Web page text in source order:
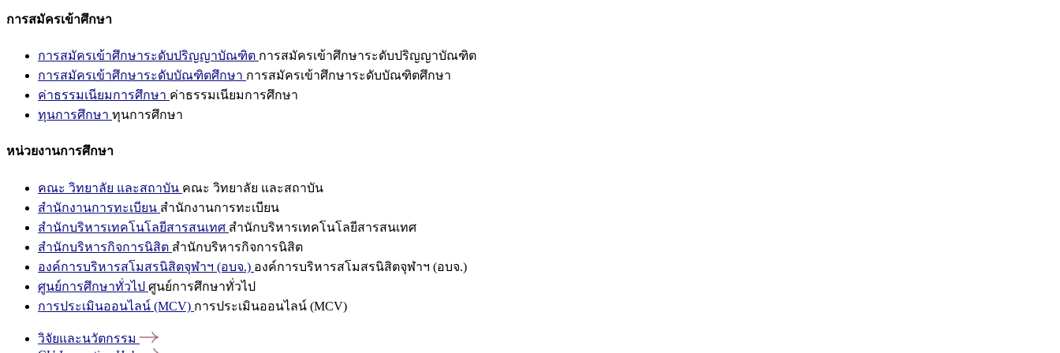
การสมัครเข้าศึกษา
การสมัครเข้าศึกษาระดับปริญญาบัณฑิต การสมัครเข้าศึกษาระดับปริญญาบัณฑิต
การสมัครเข้าศึกษาระดับบัณฑิตศึกษา การสมัครเข้าศึกษาระดับบัณฑิตศึกษา
ค่าธรรมเนียมการศึกษา ค่าธรรมเนียมการศึกษา
ทุนการศึกษา ทุนการศึกษา
หน่วยงานการศึกษา
คณะ วิทยาลัย และสถาบัน คณะ วิทยาลัย และสถาบัน
สำนักงานการทะเบียน สำนักงานการทะเบียน
สำนักบริหารเทคโนโลยีสารสนเทศ สำนักบริหารเทคโนโลยีสารสนเทศ
สำนักบริหารกิจการนิสิต สำนักบริหารกิจการนิสิต
องค์การบริหารสโมสรนิสิตจุฬาฯ (อบจ.) องค์การบริหารสโมสรนิสิตจุฬาฯ (อบจ.)
ศูนย์การศึกษาทั่วไป ศูนย์การศึกษาทั่วไป
การประเมินออนไลน์ (MCV) การประเมินออนไลน์ (MCV)
วิจัยและนวัตกรรม